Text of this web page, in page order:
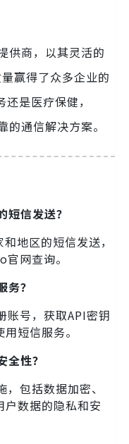
供商，以其灵活的
赢得了众多企业的
是医疗保健，
通信解决方案。
信发送？
地区的短信发送，
网查询。
？
号，获取API密钥
短信服务。
性？
包括数据加密、
数据的隐私和安